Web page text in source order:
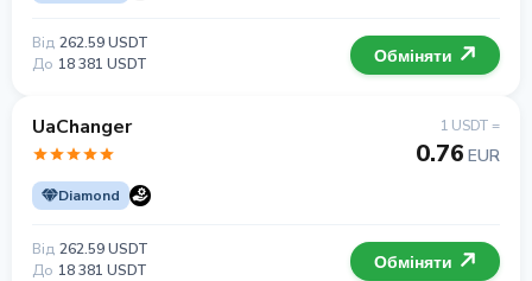
Від 262.59 USDT
До 18 381 USDT Обміняти
UaChanger
Diamond
1 USDT =
0.76 EUR
Від 262.59 USDT
До 18 381 USDT Обміняти